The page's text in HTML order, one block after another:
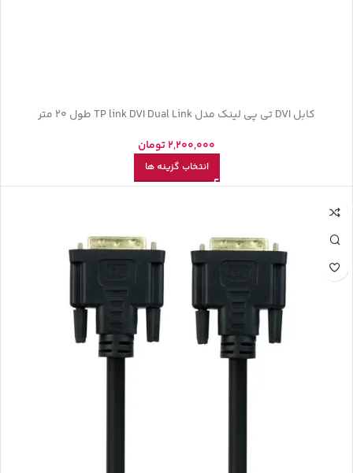
کابل DVI تی پی لینک مدل TP link DVI Dual Link طول 20 متر
2,200,000تومان
انتخاب گزینه ها